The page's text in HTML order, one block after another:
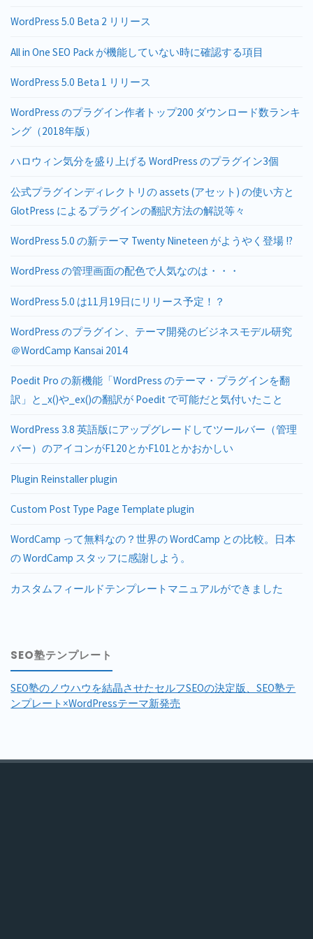
WordPress 5.0 Beta 2 リリース
All in One SEO Pack が機能していない時に確認する項目
WordPress 5.0 Beta 1 リリース
WordPress のプラグイン作者トップ200 ダウンロード数ランキ
ング（2018年版）
ハロウィン気分を盛り上げる WordPress のプラグイン3個
公式プラグインディレクトリの assets (アセット) の使い方と
GlotPress によるプラグインの翻訳方法の解説等々
WordPress 5.0 の新テーマ Twenty Nineteen がようやく登場 !?
WordPress の管理画面の配色で人気なのは・・・
WordPress 5.0 は11月19日にリリース予定！？
WordPress のプラグイン、テーマ開発のビジネスモデル研究
＠WordCamp Kansai 2014
Poedit Pro の新機能「WordPress のテーマ・プラグインを翻
訳」と_x()や_ex()の翻訳が Poedit で可能だと気付いたこと
WordPress 3.8 英語版にアップグレードしてツールバー（管理
バー）のアイコンがF120とかF101とかおかしい
Plugin Reinstaller plugin
Custom Post Type Page Template plugin
WordCamp って無料なの？世界の WordCamp との比較。日本
の WordCamp スタッフに感謝しよう。
カスタムフィールドテンプレートマニュアルができました
SEO塾テンプレート
SEO塾のノウハウを結晶させたセルフSEOの決定版、SEO塾テ
ンプレート×WordPressテーマ新発売